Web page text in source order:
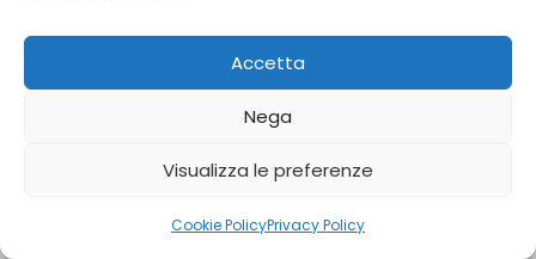
Accetta
Nega
Visualizza le preferenze
Cookie PolicyPrivacy Policy
Automobili Lamborghini 2